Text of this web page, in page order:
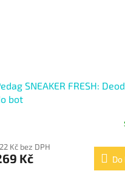
SNEAKER FRESH:
bot
Kč bez DPH
Kč Do